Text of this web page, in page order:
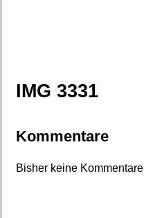
IMG 3331
Kommentare
Bisher keine Kommentare